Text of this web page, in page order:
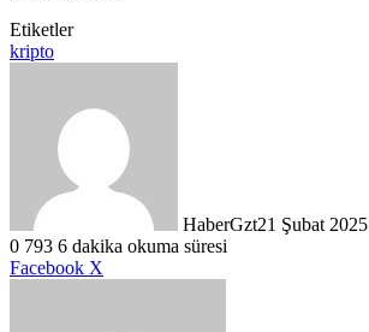
Etiketler
kripto
HaberGzt21 Şubat 2025
0 793 6 dakika okuma süresi
Facebook X